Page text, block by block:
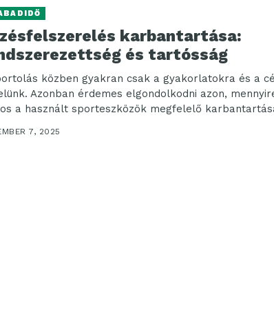
karbantartása:
és tartósság
közben gyakran csak a gyakorlatokra és a
Azonban érdemes elgondolkodni azon,
a használt sporteszközök megfelelő
7, 2025